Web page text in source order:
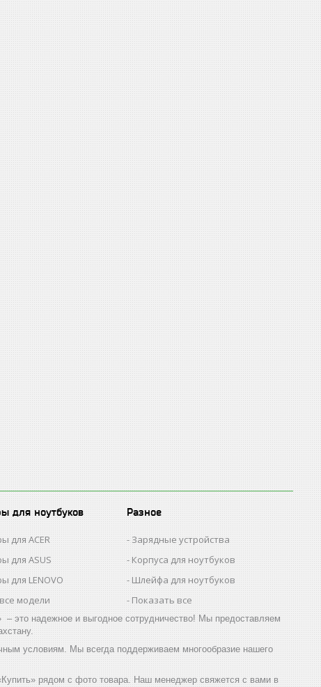
для ноутбуков
для ACER
для ASUS
для LENOVO
модели
Разное
Зарядные устройства
Корпуса для ноутбуков
Шлейфа для ноутбуков
Показать все
это надежное и выгодное сотрудничество! Мы предоставляем
условиям. Мы всегда поддерживаем многообразие нашего
рядом с фото товара. Наш менеджер свяжется с вами в